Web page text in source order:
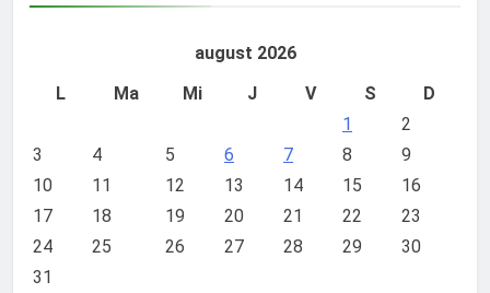
august 2026
L
Ma Mi J V S
D
1
2
3
4 5 6 7 8
9
10
11 12 13 14 15
16
17
18 19 20 21 22
23
24
25 26 27 28 29
30
31